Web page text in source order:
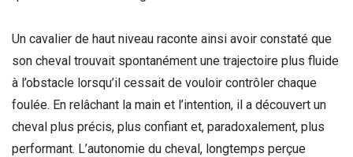
Un cavalier de haut niveau raconte ainsi avoir constaté que
son cheval trouvait spontanément une trajectoire plus fluide
à l’obstacle lorsqu’il cessait de vouloir contrôler chaque
foulée. En relâchant la main et l’intention, il a découvert un
cheval plus précis, plus confiant et, paradoxalement, plus
performant. L’autonomie du cheval, longtemps perçue